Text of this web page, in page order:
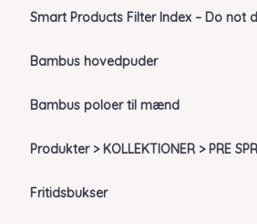
Smart Products Filter Index – Do not
Bambus hovedpuder
Bambus poloer til mænd
Produkter > KOLLEKTIONER > PRE
Fritidsbukser